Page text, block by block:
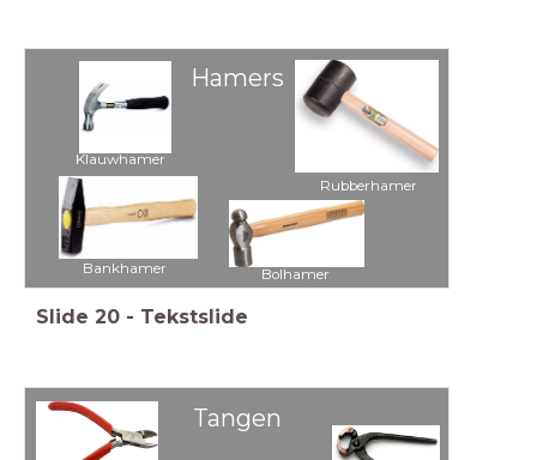
Hamers
Bolhamer
Klauwhamer
Rubberhamer
Bankhamer
Slide 20 - Tekstslide
Tangen